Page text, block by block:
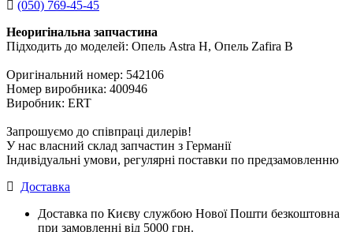
(050) 769-45-45
Неоригінальна запчастина
Підходить до моделей: Опель Astra H, Опель Zafira B
Оригінальний номер: 542106
Номер виробника: 400946
Виробник: ERT
Запрошуємо до співпраці дилерів!
У нас власний склад запчастин з Германії
Індивідуальні умови, регулярні поставки по предзамовленню
Доставка
Доставка по Києву службою Нової Пошти безкоштовна
при замовленні від 5000 грн.